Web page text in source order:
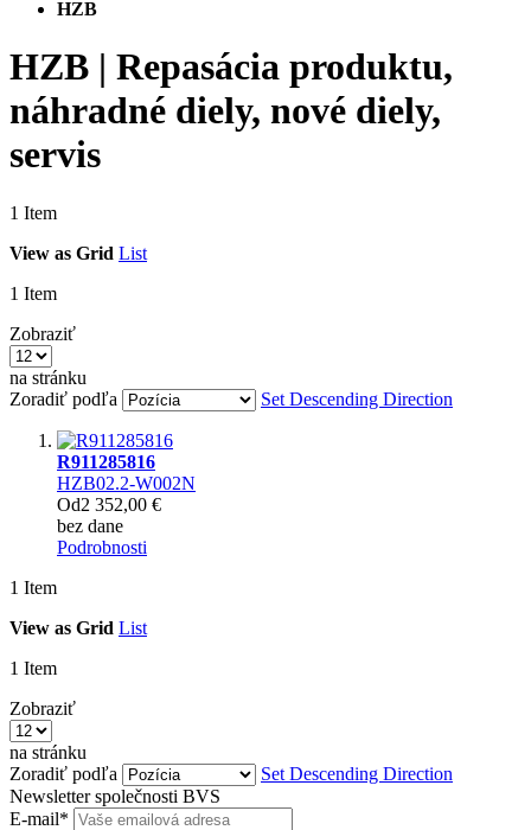
HZB
HZB | Repasácia produktu,
náhradné diely, nové diely,
servis
1 Item
View as Grid List
1 Item
Zobraziť
na stránku
Zoradiť podľa
Set Descending Direction
R911285816
HZB02.2-W002N
Od2 352,00 €
bez dane
Podrobnosti
1 Item
View as Grid List
1 Item
Zobraziť
na stránku
Zoradiť podľa
Set Descending Direction
Newsletter společnosti BVS
E-mail*